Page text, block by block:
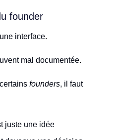
founder
interface.
mal documentée.
founders, il faut
juste une idée